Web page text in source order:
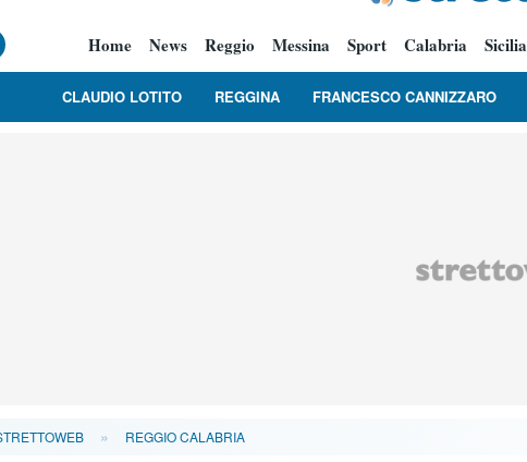
Home News Reggio Messina Sport Calabria Sicilia
CLAUDIO LOTITO REGGINA FRANCESCO CANNIZZARO
» REGGIO CALABRIA